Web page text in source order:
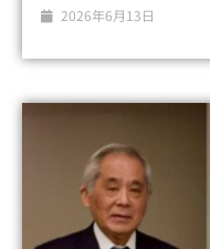
2026年6月13日